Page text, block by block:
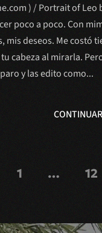
) / Portrait of
poco a poco. Con
deseos. Me costó
cabeza al mirarla.
y las edito como...
1 … 12